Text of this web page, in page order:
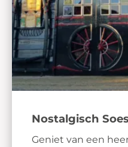
Nostalgisch
Geniet van een